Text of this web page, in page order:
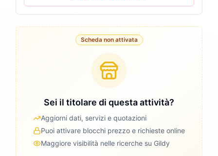
Scheda non attivata
Sei il titolare di questa attività?
Aggiorni dati, servizi e quotazioni
Puoi attivare blocchi prezzo e richieste online
Maggiore visibilità nelle ricerche su Gildy